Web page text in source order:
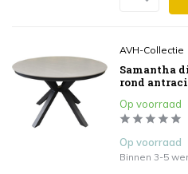
AVH-Collectie
Samantha
rond
Op voorraad
Op voorraad
Binnen 3-5